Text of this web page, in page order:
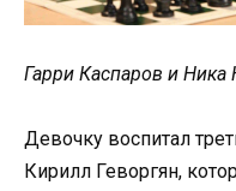
Гарри Каспаров и Ника
Девочку воспитал
Кирилл Геворгян,